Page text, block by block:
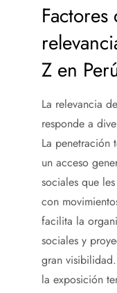
Z en
La relevancia
responde a
La penetración
un acceso
sociales que
con
facilita la
sociales y
gran
la exposición